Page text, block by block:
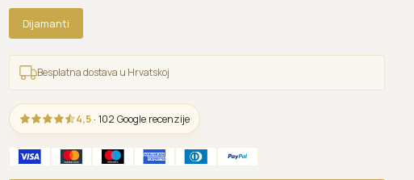
Dijamanti
Besplatna dostava u Hrvatskoj
4,5 · 102 Google recenzije